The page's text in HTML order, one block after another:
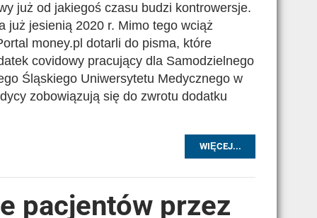
już od jakiegoś czasu budzi kontrowersje.
już jesienią 2020 r. Mimo tego wciąż
money.pl dotarli do pisma, które
covidowy pracujący dla Samodzielnego
Śląskiego Uniwersytetu Medycznego w
zobowiązują się do zwrotu dodatku
WIĘCEJ...
pacjentów przez